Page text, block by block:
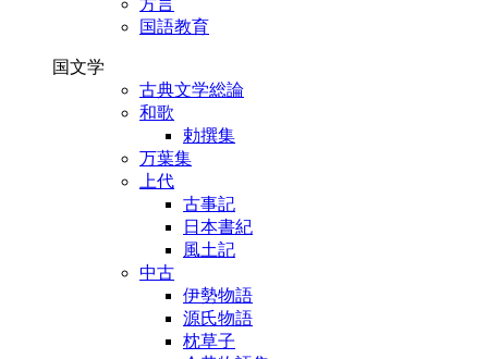
方言
国語教育
国文学
古典文学総論
和歌
勅撰集
万葉集
上代
古事記
日本書紀
風土記
中古
伊勢物語
源氏物語
枕草子